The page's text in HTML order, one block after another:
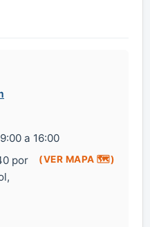
a 16:00
por
(VER MAPA 🗺️)